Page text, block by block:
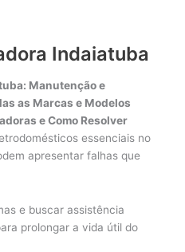
Indaiatuba
Manutenção e
as Marcas e Modelos
e Como Resolver
essenciais no
apresentar falhas que
e buscar assistência
prolongar a vida útil do